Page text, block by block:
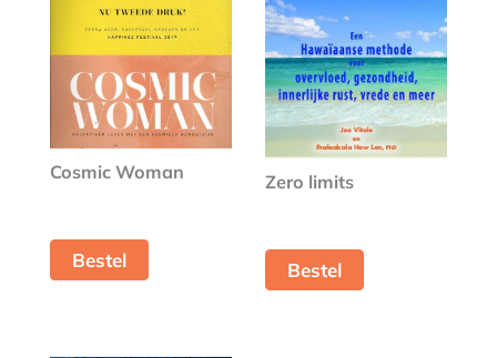
Cosmic Woman
Bestel
Zero limits
Bestel